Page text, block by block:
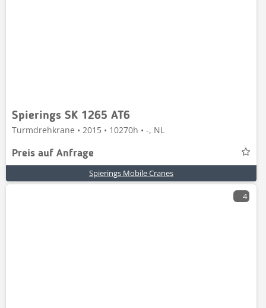
Spierings SK 1265 AT6
Turmdrehkrane • 2015 • 10270h • -, NL
Preis auf Anfrage
Spierings Mobile Cranes
4